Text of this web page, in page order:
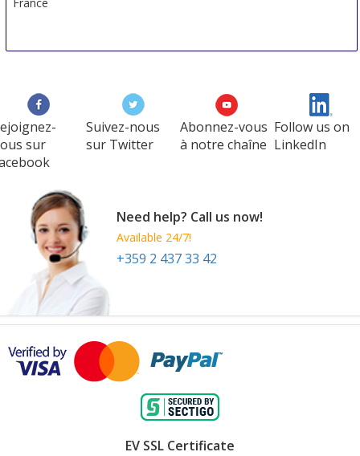
sur
Suivez-nous
sur Twitter
Abonnez-vous
à notre chaîne
Follow us on
LinkedIn
Need help? Call us now!
Available 24/7!
+359 2 437 33 42
EV SSL Certificate